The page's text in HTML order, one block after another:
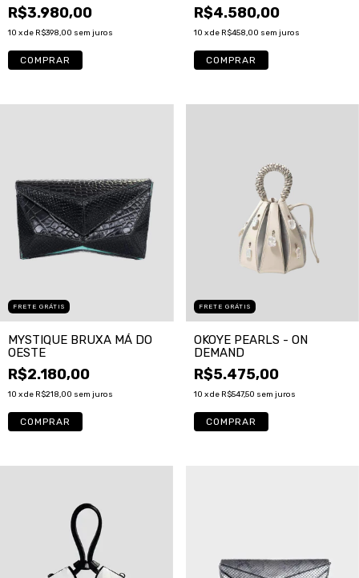
R$3.980,00
10 x de R$398,00 sem juros
R$4.580,00
10 x de R$458,00 sem juros
FRETE GRÁTIS
MYSTIQUE BRUXA MÁ DO
OESTE
R$2.180,00
10 x de R$218,00 sem juros
FRETE GRÁTIS
OKOYE PEARLS - ON
DEMAND
R$5.475,00
10 x de R$547,50 sem juros
COMPRAR